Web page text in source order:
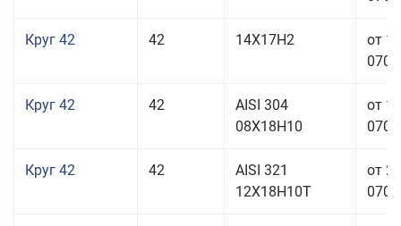
Круг 42 42 14Х17Н2
от
Круг 42 42
AISI 304
08Х18Н10
от
Круг 42 42
AISI 321
12Х18Н10Т
от